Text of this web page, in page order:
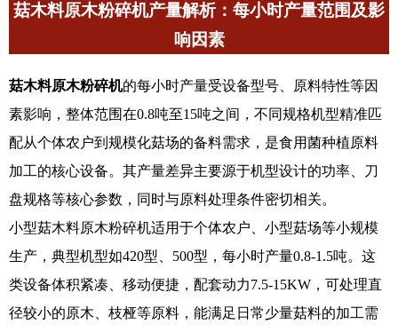
菇木料原木粉碎机产量解析：每小时产量范围及影
响因素
菇木料原木粉碎机的每小时产量受设备型号、原料特性等因
素影响，整体范围在0.8吨至15吨之间，不同规格机型精准匹
配从个体农户到规模化菇场的备料需求，是食用菌种植原料
加工的核心设备。其产量差异主要源于机型设计的功率、刀
盘规格等核心参数，同时与原料处理条件密切相关。
小型菇木料原木粉碎机适用于个体农户、小型菇场等小规模
生产，典型机型如420型、500型，每小时产量0.8-1.5吨。这
类设备体积紧凑、移动便捷，配套动力7.5-15KW，可处理直
径较小的原木、枝桠等原料，能满足日常少量菇料的加工需